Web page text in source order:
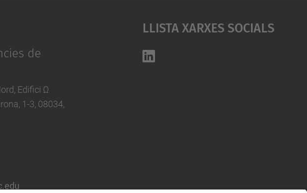
de
Edifici Ω
1-3, 08034,
Llista Xarxes Socials